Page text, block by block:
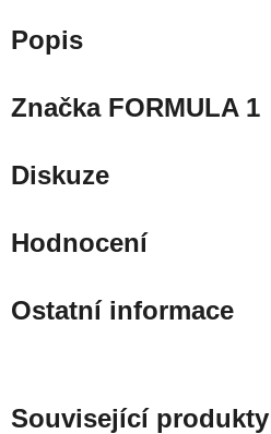
Popis
ZnačkaFORMULA 1
Diskuze
Hodnocení
Ostatní informace
Související produkty